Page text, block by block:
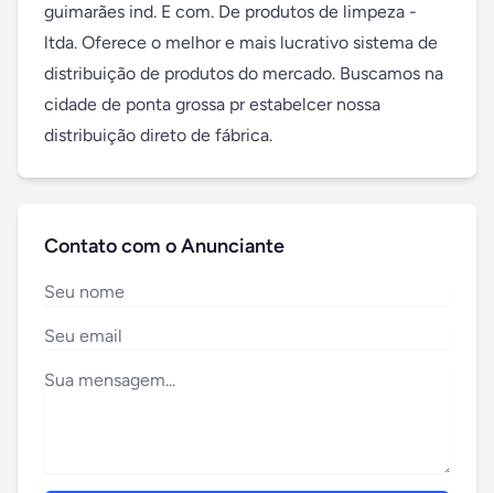
guimarães ind. E com. De produtos de limpeza -
ltda. Oferece o melhor e mais lucrativo sistema de
distribuição de produtos do mercado. Buscamos na
cidade de ponta grossa pr estabelcer nossa
distribuição direto de fábrica.
Contato com o Anunciante